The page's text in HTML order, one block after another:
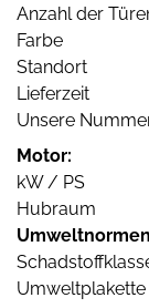
Anzahl der
Farbe
Standort
Lieferzeit
Unsere
Motor:
kW / PS
Hubraum
Umweltplakette